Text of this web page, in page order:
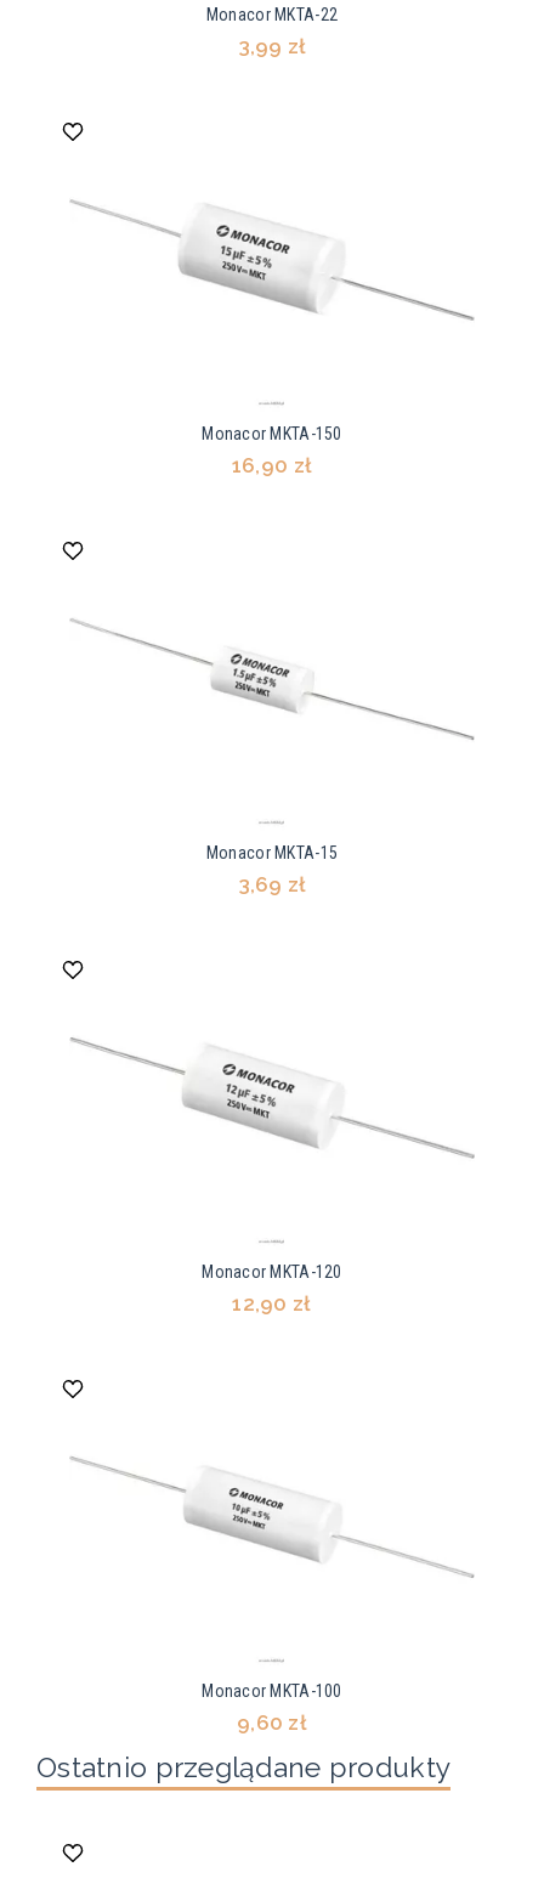
Monacor MKTA-22
3,99 zł
Monacor MKTA-150
16,90 zł
Monacor MKTA-15
3,69 zł
Monacor MKTA-120
12,90 zł
Monacor MKTA-100
9,60 zł
Ostatnio przeglądane produkty